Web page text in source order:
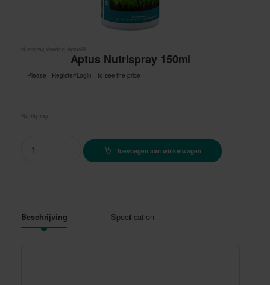
Nutrispray, Voeding Aptus NL
Aptus Nutrispray 150ml
Please Register/Login to see the price
Nutrispray
Aptus Nutrispray 150ml quantity
Toevoegen aan winkelwagen
Beschrijving Specification